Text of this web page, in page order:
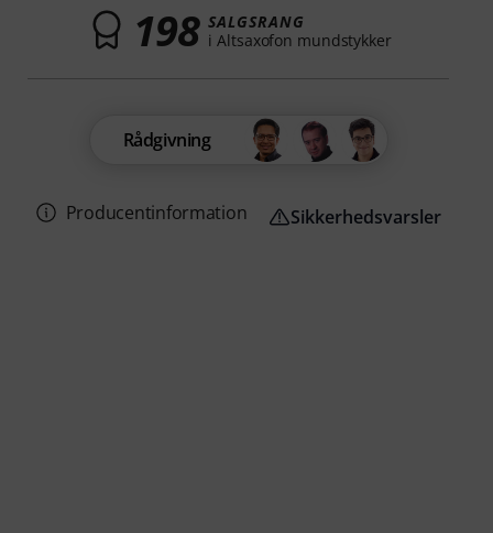
198 SALGSRANG
i Altsaxofon mundstykker
Rådgivning
Producentinformation Sikkerhedsvarsler